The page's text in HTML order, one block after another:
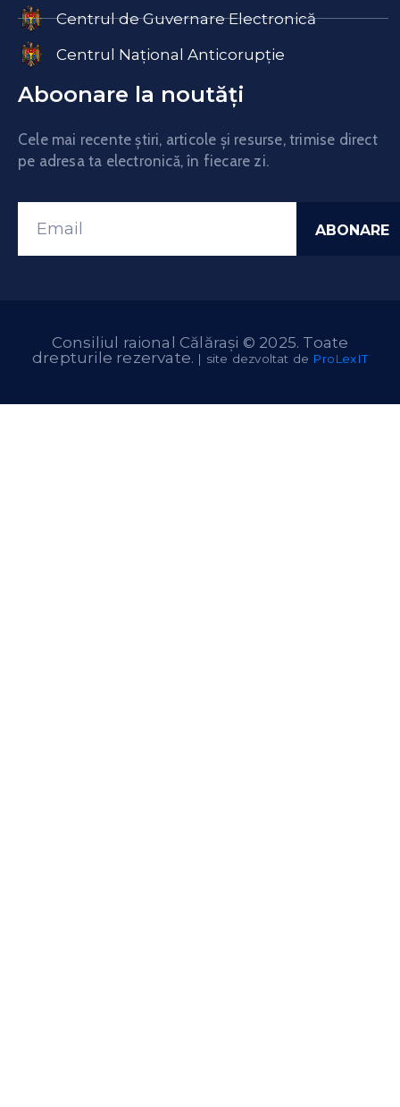
Centrul de Guvernare Electronică
Centrul Național Anticorupție
Aboonare la noutăți
Cele mai recente știri, articole și resurse, trimise direct
pe adresa ta electronică, în fiecare zi.
Consiliul raional Călărași © 2025. Toate
drepturile rezervate. | site dezvoltat de ProLexIT